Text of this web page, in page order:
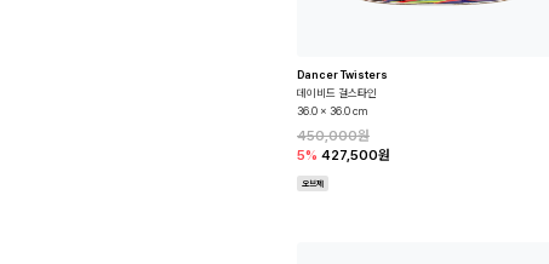
Dancer Twisters
데이비드 걸스타인
36.0 x 36.0 cm
450,000원
5% 427,500원
오브제